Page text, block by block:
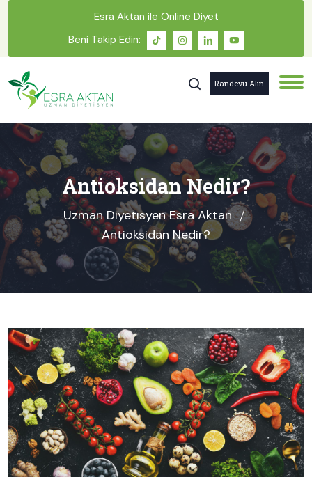
Esra Aktan ile Online Diyet
Beni Takip Edin:
Randevu Alın
Antioksidan Nedir?
Uzman Diyetisyen Esra Aktan
Antioksidan Nedir?